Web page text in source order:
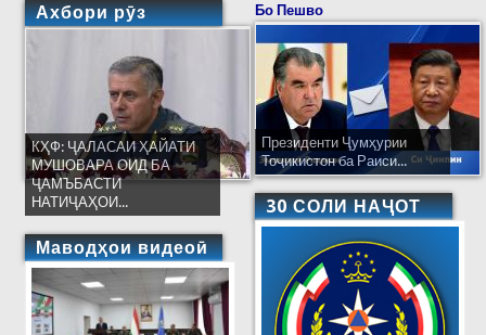
Ахбори рӯз
КҲФ: ҶАЛАСАИ ҲАЙАТИ
МУШОВАРА ОИД БА
ҶАМЪБАСТИ
НАТИҶАҲОИ...
Маводҳои видеоӣ
Бо Пешво
Президенти Ҷумҳурии
Тоҷикистон ба Раиси...
30 СОЛИ НАҶОТ